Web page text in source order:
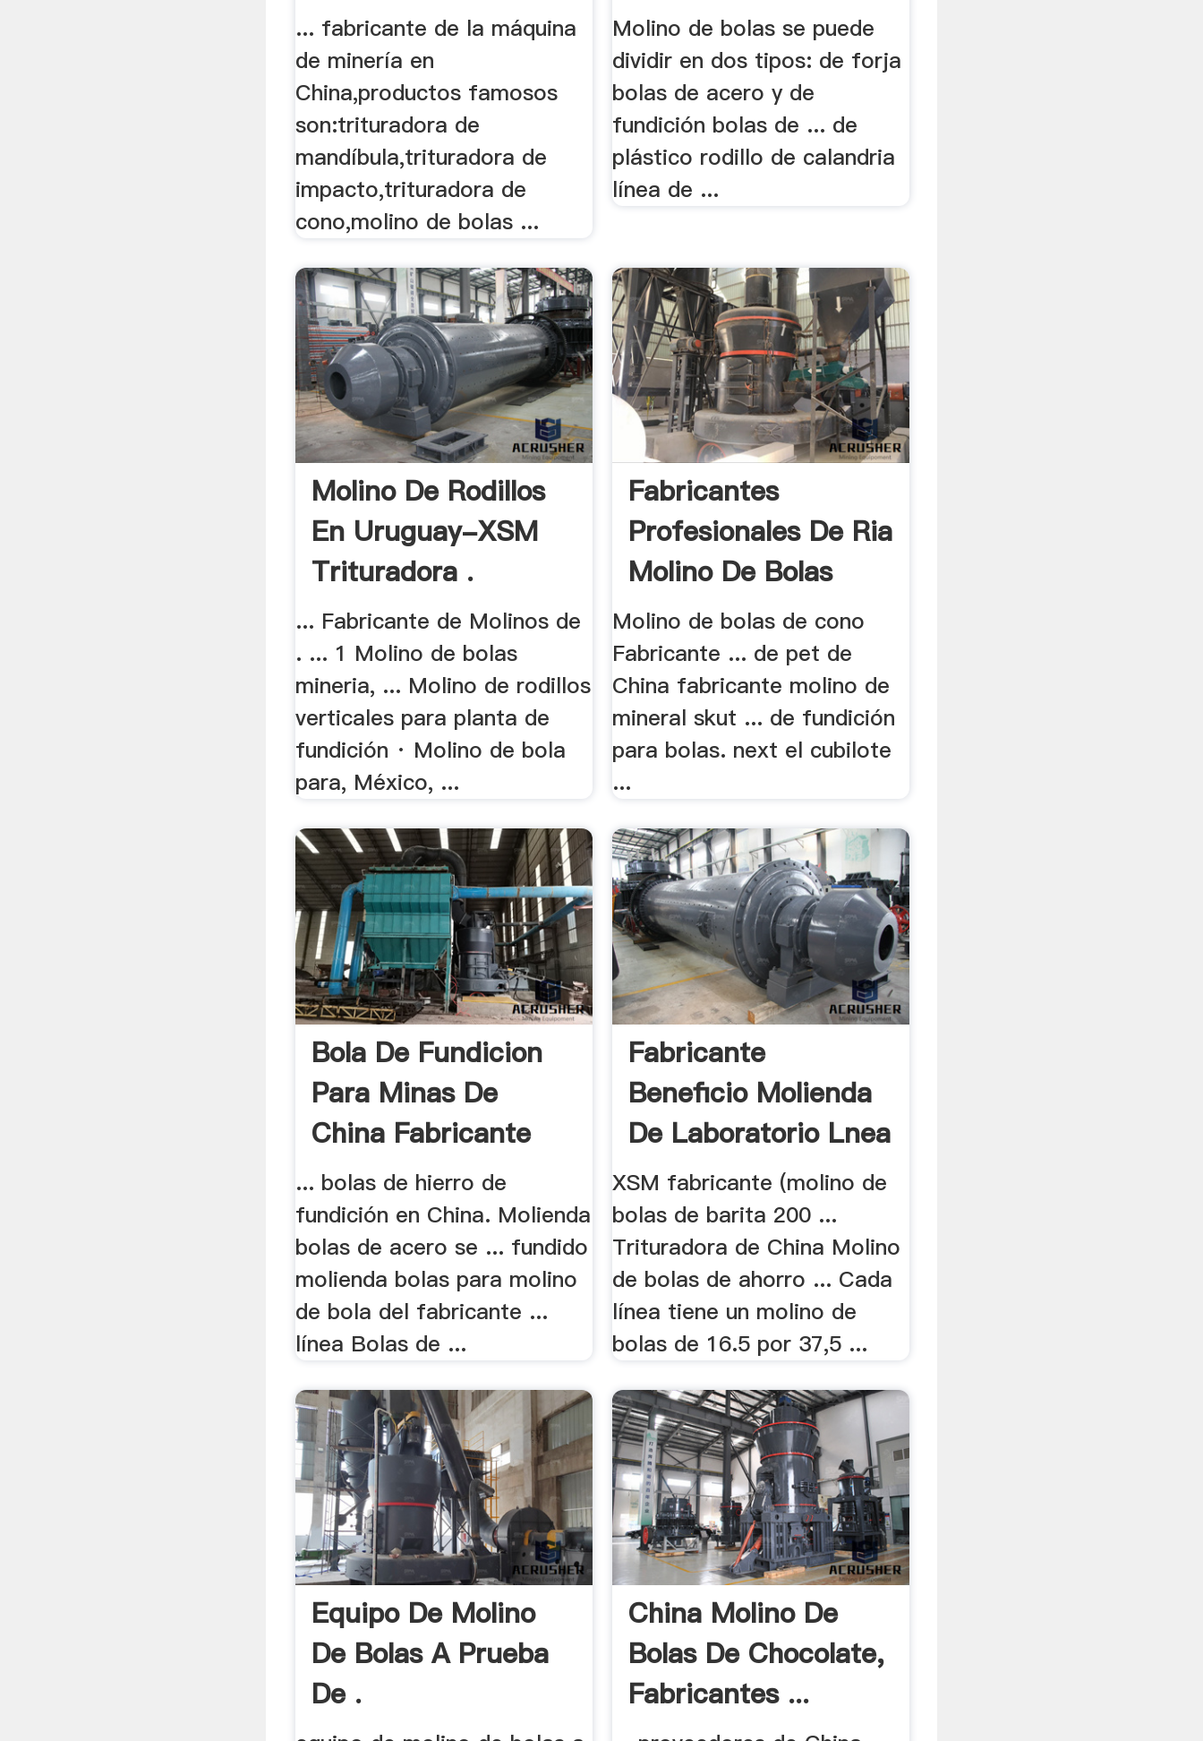
... fabricante de la máquina
de minería en
China,productos famosos
son:trituradora de
mandíbula,trituradora de
impacto,trituradora de
cono,molino de bolas ...
Molino de bolas se puede
dividir en dos tipos: de forja
bolas de acero y de
fundición bolas de ... de
plástico rodillo de calandria
línea de ...
Molino De Rodillos
En Uruguay-XSM
Trituradora .
... Fabricante de Molinos de
. ... 1 Molino de bolas
mineria, ... Molino de rodillos
verticales para planta de
fundición · Molino de bola
para, México, ...
Fabricantes
Profesionales De Ria
Molino De Bolas
Molino de bolas de cono
Fabricante ... de pet de
China fabricante molino de
mineral skut ... de fundición
para bolas. next el cubilote
...
Bola De Fundicion
Para Minas De
China Fabricante
... bolas de hierro de
fundición en China. Molienda
bolas de acero se ... fundido
molienda bolas para molino
de bola del fabricante ...
línea Bolas de ...
Fabricante
Beneficio Molienda
De Laboratorio Lnea
.
XSM fabricante (molino de
bolas de barita 200 ...
Trituradora de China Molino
de bolas de ahorro ... Cada
línea tiene un molino de
bolas de 16.5 por 37,5 ...
Equipo De Molino
De Bolas A Prueba
De .
China Molino De
Bolas De Chocolate,
Fabricantes ...